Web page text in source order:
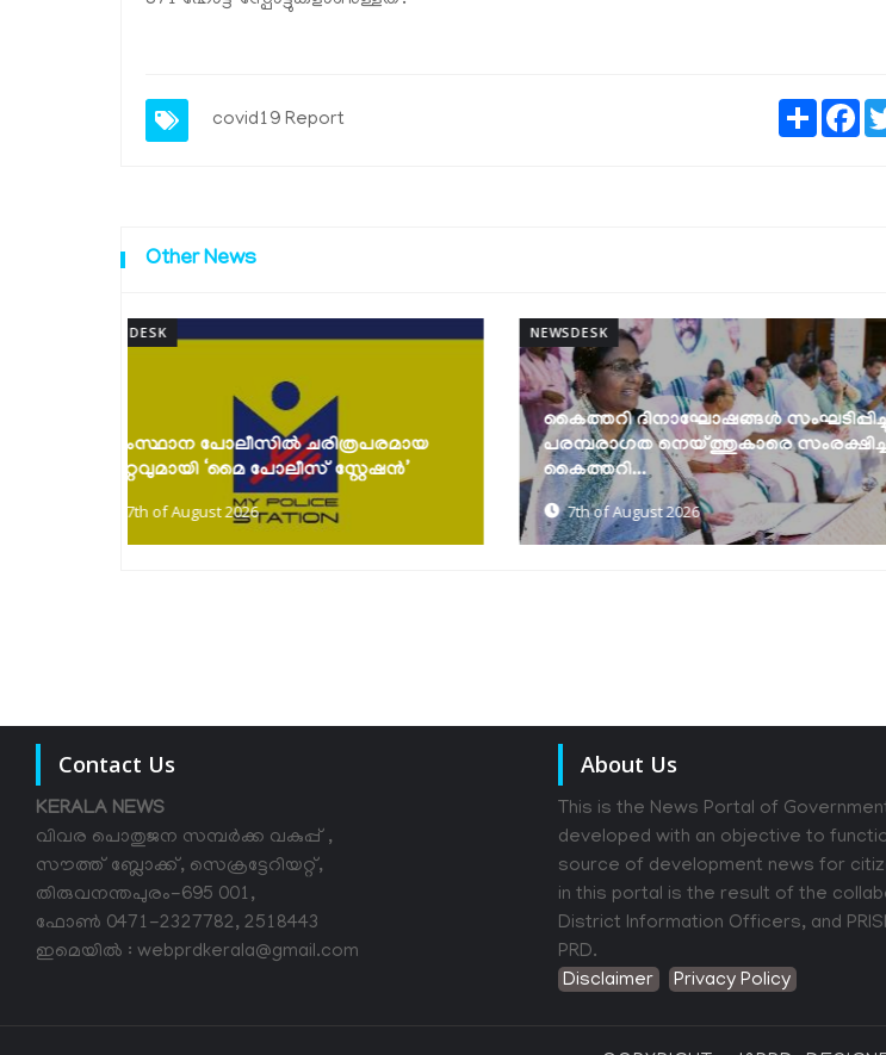
covid19 Report
Share
Other News
NEWSDESK
കൈത്തറി ദിനാഘോഷങ്ങൾ സംഘടിപ്പിച്ചു;
പരമ്പരാഗത നെയ്ത്തുകാരെ സംരക്ഷിച്ച്
കൈത്തറി...
7th of August 2026
NEWSDESK
മത്സ്യത്തൊഴിലാളി ജാഗ്രത
7th of August 2026
Contact Us
KERALA NEWS
വിവര പൊതുജന സമ്പര്‍ക്ക വകുപ്പ് ,
സൗത്ത് ബ്ലോക്ക്, സെക്രട്ടേറിയറ്റ്,
തിരുവനന്തപുരം-695 001,
ഫോൺ 0471-2327782, 2518443
ഇമെയിൽ : webprdkerala@gmail.com
About Us
This is the News Portal of
developed with an objective to
source of development news for
in this portal is the result of the
District Information Officers, and
PRD.
Disclaimer
Privacy Policy